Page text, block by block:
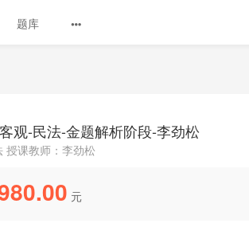
题库
观-民法-金题解析阶段-李劲松
授课教师：李劲松
元